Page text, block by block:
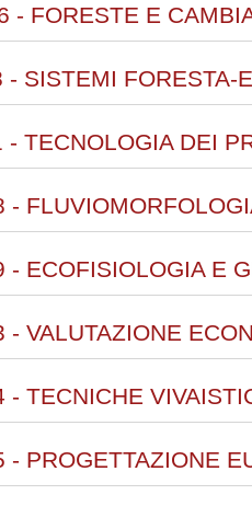
- FORESTE E
- SISTEMI FORESTA-
- TECNOLOGIA DEI
-
- ECOFISIOLOGIA E
- VALUTAZIONE
- TECNICHE
- PROGETTAZIONE